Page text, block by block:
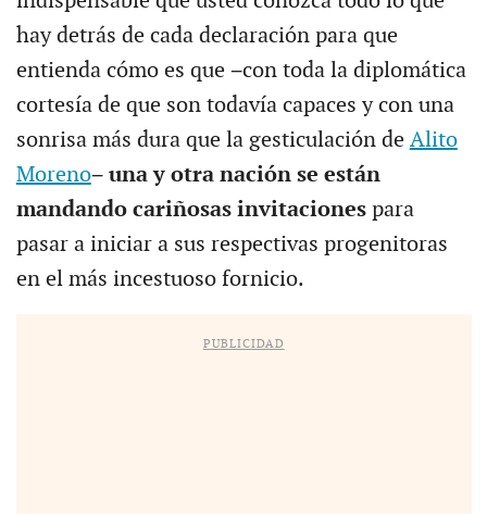
hay detrás de cada declaración para que
entienda cómo es que −con toda la diplomática
cortesía de que son todavía capaces y con una
sonrisa más dura que la gesticulación de Alito
Moreno− una y otra nación se están
mandando cariñosas invitacionespara
pasar a iniciar a sus respectivas progenitoras
en el más incestuoso fornicio.
PUBLICIDAD